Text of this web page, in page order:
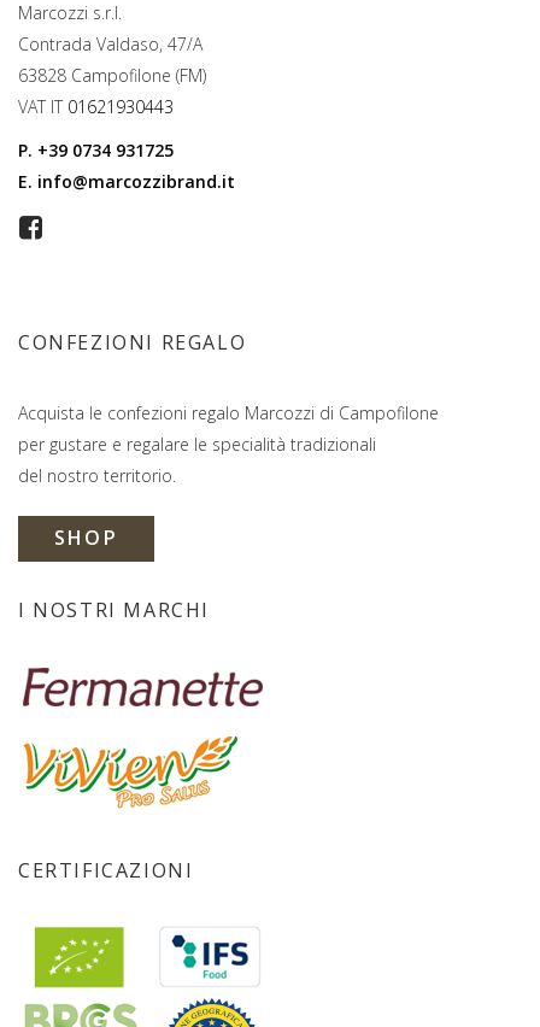
Marcozzi s.r.l.
Contrada Valdaso, 47/A
63828 Campofilone (FM)
VAT IT 01621930443
P. +39 0734 931725
E. info@marcozzibrand.it
CONFEZIONI REGALO
Acquista le confezioni regalo Marcozzi di Campofilone
per gustare e regalare le specialità tradizionali
del nostro territorio.
SHOP
I NOSTRI MARCHI
CERTIFICAZIONI